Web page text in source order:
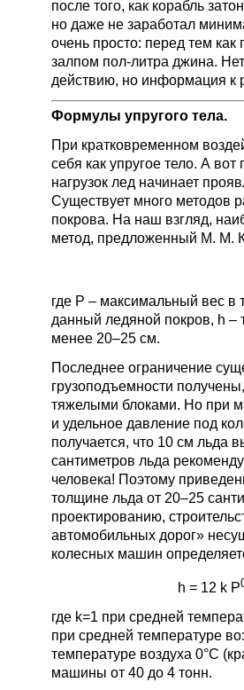
после того, как корабль
но даже не заработал
очень просто: перед тем
залпом пол-литра джина.
действию, но информация
Формулы упругого тела.
При кратковременном
себя как упругое тело. А
нагрузок лед начинает
Существует много методов
покрова. На наш взгляд,
метод, предложенный М. М.
где Р – максимальный вес в
данный ледяной покров, h –
менее 20–25 см.
Последнее ограничение
грузоподъемности
тяжелыми блоками. Но при
и удельное давление под
получается, что 10 см льда
сантиметров льда
человека! Поэтому
толщине льда от 20–25
проектированию,
автомобильных дорог»
колесных машин
h = 12 k P
где k=1 при средней
при средней температуре
температуре воздуха 0°С
машины от 40 до 4 тонн.